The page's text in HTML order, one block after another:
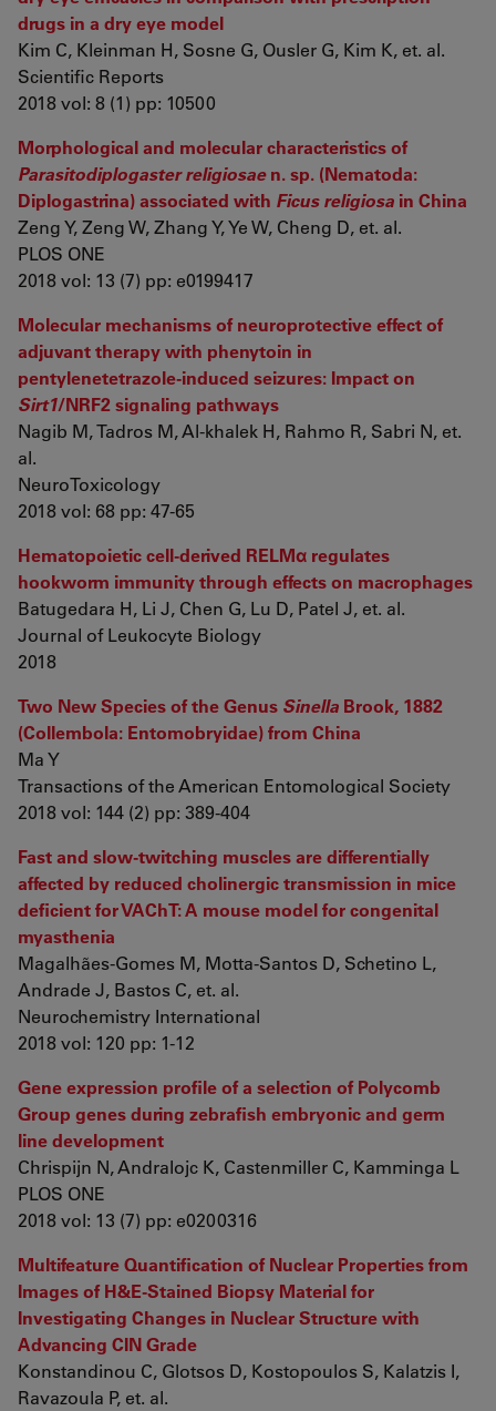
drugs in a dry eye model
Kim C, Kleinman H, Sosne G, Ousler G, Kim K, et. al.
Scientific Reports
2018 vol: 8 (1) pp: 10500
Morphological and molecular characteristics of
Parasitodiplogaster religiosaen. sp. (Nematoda:
Diplogastrina) associated with Ficus religiosa in China
Zeng Y, Zeng W, Zhang Y, Ye W, Cheng D, et. al.
PLOS ONE
2018 vol: 13 (7) pp: e0199417
Molecular mechanisms of neuroprotective effect of
adjuvant therapy with phenytoin in
pentylenetetrazole-induced seizures: Impact on
Sirt1/NRF2 signaling pathways
Nagib M, Tadros M, Al-khalek H, Rahmo R, Sabri N, et.
al.
NeuroToxicology
2018 vol: 68 pp: 47-65
Hematopoietic cell-derived RELMα regulates
hookworm immunity through effects on macrophages
Batugedara H, Li J, Chen G, Lu D, Patel J, et. al.
Journal of Leukocyte Biology
2018
Two New Species of the Genus Sinella Brook, 1882
(Collembola: Entomobryidae) from China
Ma Y
Transactions of the American Entomological Society
2018 vol: 144 (2) pp: 389-404
Fast and slow-twitching muscles are differentially
affected by reduced cholinergic transmission in mice
deficient for VAChT: A mouse model for congenital
myasthenia
Magalhães-Gomes M, Motta-Santos D, Schetino L,
Andrade J, Bastos C, et. al.
Neurochemistry International
2018 vol: 120 pp: 1-12
Gene expression profile of a selection of Polycomb
Group genes during zebrafish embryonic and germ
line development
Chrispijn N, Andralojc K, Castenmiller C, Kamminga L
PLOS ONE
2018 vol: 13 (7) pp: e0200316
Multifeature Quantification of Nuclear Properties from
Images of H&E-Stained Biopsy Material for
Investigating Changes in Nuclear Structure with
Advancing CIN Grade
Konstandinou C, Glotsos D, Kostopoulos S, Kalatzis I,
Ravazoula P, et. al.